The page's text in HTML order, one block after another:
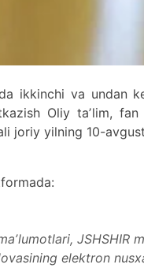
ikkinchi va undan
Oliy taʼlim,
joriy yilning 10-
JSHSHIR
elektron